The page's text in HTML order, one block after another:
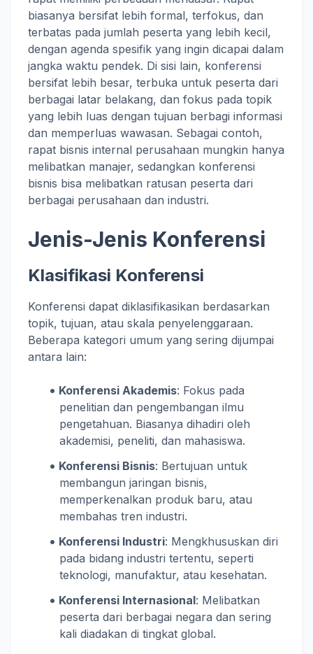
biasanya bersifat lebih formal, terfokus, dan
terbatas pada jumlah peserta yang lebih kecil,
dengan agenda spesifik yang ingin dicapai dalam
jangka waktu pendek. Di sisi lain, konferensi
bersifat lebih besar, terbuka untuk peserta dari
berbagai latar belakang, dan fokus pada topik
yang lebih luas dengan tujuan berbagi informasi
dan memperluas wawasan. Sebagai contoh,
rapat bisnis internal perusahaan mungkin hanya
melibatkan manajer, sedangkan konferensi
bisnis bisa melibatkan ratusan peserta dari
berbagai perusahaan dan industri.
Jenis-Jenis Konferensi
Klasifikasi Konferensi
Konferensi dapat diklasifikasikan berdasarkan
topik, tujuan, atau skala penyelenggaraan.
Beberapa kategori umum yang sering dijumpai
antara lain:
Konferensi Akademis: Fokus pada
penelitian dan pengembangan ilmu
pengetahuan. Biasanya dihadiri oleh
akademisi, peneliti, dan mahasiswa.
Konferensi Bisnis: Bertujuan untuk
membangun jaringan bisnis,
memperkenalkan produk baru, atau
membahas tren industri.
Konferensi Industri: Mengkhususkan diri
pada bidang industri tertentu, seperti
teknologi, manufaktur, atau kesehatan.
Konferensi Internasional: Melibatkan
peserta dari berbagai negara dan sering
kali diadakan di tingkat global.